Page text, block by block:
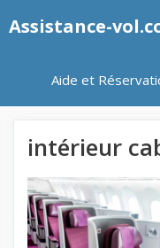
auAssistance-
Aide et
intérieur